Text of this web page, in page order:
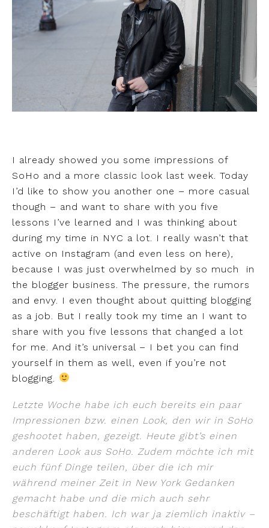
I already showed you some impressions of
SoHo and a more classic look last week. Today
I’d like to show you another one – more casual
though – and want to share with you five
lessons I’ve learned and I was thinking about
during my time in NYC a lot. I really wasn’t that
active on Instagram (and even less on here),
because I was just overwhelmed by so much in
the blogger business. The pressure, the rumors
and envy. I even thought about quitting blogging
as a job. But I really took my time an I want to
share with you five lessons that changed a lot
for me. And it’s universal – I bet you can find
yourself in them as well, even if you’re not
blogging.
Letzte Woche habe ich euch bereits ein paar
Impressionen bzw. einen Look, den wir in SoHo
geshootet haben, gezeigt. Heute gibt’s einen
anderen Look aus SoHo. Zudem möchte ich mit
euch fünf Dinge teilen, über die ich mir
während meiner Zeit in New York Gedanken
gemacht habe und die mich auch sehr
beschäftigt haben. Ich war ja ziemlich inaktiv –